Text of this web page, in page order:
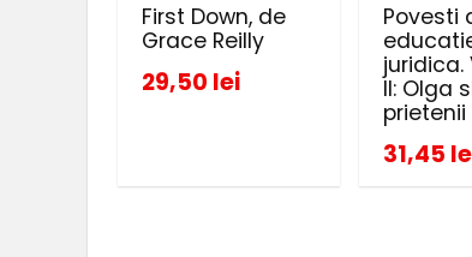
First Down, de
Grace Reilly
29,50 lei
Povesti
juridica.
II: Olga
prietenii
31,45